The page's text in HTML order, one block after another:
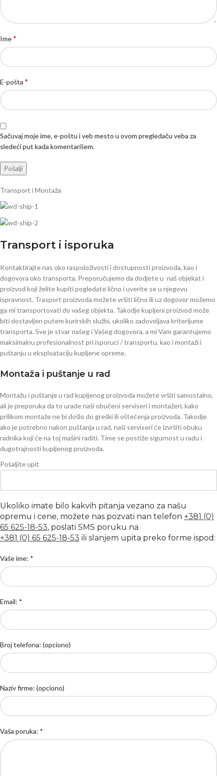
Ime*
E-pošta *
Sačuvaj moje ime, e-poštu i veb mesto u ovom pregledaču veba za
sledeći put kada komentarišem.
Transport i Montaža
Transport i isporuka
Kontaktirajte nas oko raspoloživosti i dostupnosti proizvoda, kao i
dogovora oko transporta. Preporučujemo da dodjete u naš objekat i
proizvod koji želite kupiti pogledate lično i uverite se u njegovu
ispravnost. Trasport proizvoda možete vršiti lično ili uz dogovor možemo
ga mi transportovati do vašeg objekta. Takodje kupljeni proizvod može
biti dostavljen putem kurirskih službi, ukoliko zadovoljava kriterijume
transporta. Sve je stvar našeg i Vašeg dogovora, a mi Vam garantujemo
maksimalnu profesionalnost pri isporuci / transportu, kao i montaži i
puštanju u eksploataciju kupljene opreme.
Montaža i puštanje u rad
Montažu i puštanje u rad kupljenog proizvoda možete vršiti samostalno,
ali je preporuka da to urade naši obučeni serviseri i montažeri, kako
prilikom montaže ne bi došlo do greški ili oštećenja proizvoda. Takodje
ako je potrebno nakon puštanja u rad, naši serviseri će izvršiti obuku
radnika koji će na toj mašini raditi. Time se postiže sigurnost u radu i
dugotrajnosti kupljenog proizvoda.
Pošaljite upit
Ukoliko imate bilo kakvih pitanja vezano za našu
opremu i cene, možete nas pozvati nan telefon +381 (0)
65 625-18-53, poslati SMS poruku na
+381 (0) 65 625-18-53 ili slanjem upita preko forme ispod:
Vaše ime: *
Email: *
Broj telefona: (opciono)
Naziv firme: (opciono)
Vaša poruka: *